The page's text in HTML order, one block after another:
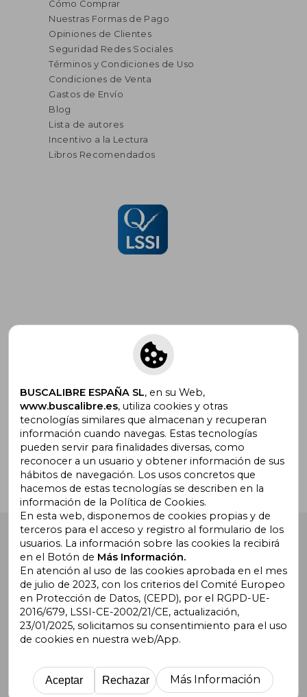
Cómo Comprar
Nuestras Formas de Pago
Opiniones de Clientes
Seguridad Redes Sociales
Términos y Condiciones de Uso
Condiciones de Venta
Gastos de Envío
Blog
Lista de autores
Incentivo a la Lectura
Libros Recomendados
Suscríbete para recibir ofertas y
promociones
¿Necesitas ayuda?
Ir a Centro de Soporte
Buscalibre España . Calle Energía, 65, Nave 3 (08940),
Cornellà de Llobregat, Barcelona. Derechos Reservados.
Buscalibre Argentina| Buscalibre Chile
Buscalibre Uruguay|Buscalibre México|Buscalibre
Perú
|Buscalibre Estados Unidos|Buscalibre Otros
BUSCALIBRE ESPAÑA SL, en su Web,
www.buscalibre.es, utiliza cookies y otras
tecnologías similares que almacenan y recuperan
información cuando navegas. Estas tecnologías
pueden servir para finalidades diversas, como
reconocer a un usuario y obtener información de sus
hábitos de navegación. Los usos concretos que
hacemos de estas tecnologías se describen en la
información de la Política de Cookies.
En esta web, disponemos de cookies propias y de
terceros para el acceso y registro al formulario de los
usuarios. La información sobre las cookies la recibirá
en el Botón de Más Información.
En atención al uso de las cookies aprobada en el mes
de julio de 2023, con los criterios del Comité Europeo
en Protección de Datos, (CEPD), por el RGPD-UE-
2016/679, LSSI-CE-2002/21/CE, actualización,
23/01/2025, solicitamos su consentimiento para el uso
de cookies en nuestra web/App.
Aceptar Rechazar Más Información